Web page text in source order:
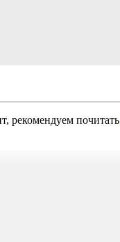
рекомендуем почитать